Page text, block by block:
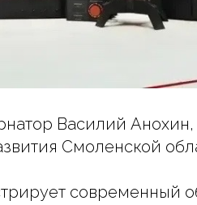
Василий
Смоленской
современный